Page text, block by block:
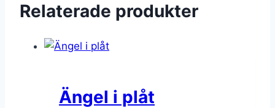
Relaterade produkter
Ängel i plåt